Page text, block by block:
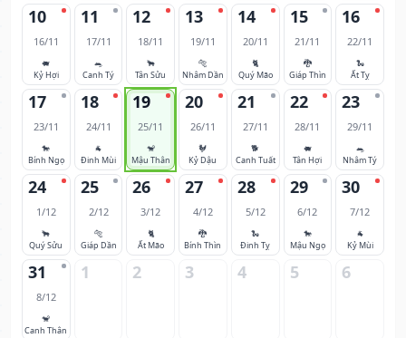
10
16/11
🐖
Kỷ Hợi
11
17/11
🐀
Canh Tý
12
18/11
🐂
Tân Sửu
13
19/11
🐅
Nhâm Dần
14
20/11
🐈
Quý Mão
15
21/11
🐉
Giáp Thìn
16
22/11
🐍
Ất Tỵ
17
23/11
🐎
Bính Ngọ
18
24/11
🐐
Đinh Mùi
19
25/11
🐒
Mậu Thân
20
26/11
🐓
Kỷ Dậu
21
27/11
🐕
Canh Tuất
22
28/11
🐖
Tân Hợi
23
29/11
🐀
Nhâm Tý
24
1/12
🐂
Quý Sửu
25
2/12
🐅
Giáp Dần
26
3/12
🐈
Ất Mão
27
4/12
🐉
Bính Thìn
28
5/12
🐍
Đinh Tỵ
29
6/12
🐎
Mậu Ngọ
30
7/12
🐐
Kỷ Mùi
31
8/12
🐒
Canh Thân
1 2 3 4 5 6